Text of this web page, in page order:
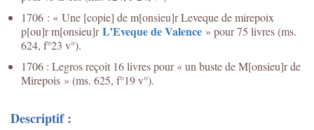
1706 : « Une [copie] de m[onsieu]r Leveque de mirepoix
p[ou]r m[onsieu]rL’Eveque de Valence » pour 75 livres (ms.
624, f°23 v°).
1706 : Legros reçoit 16 livres pour « un buste de M[onsieu]r de
Mirepois » (ms. 625, f°19 v°).
Descriptif :